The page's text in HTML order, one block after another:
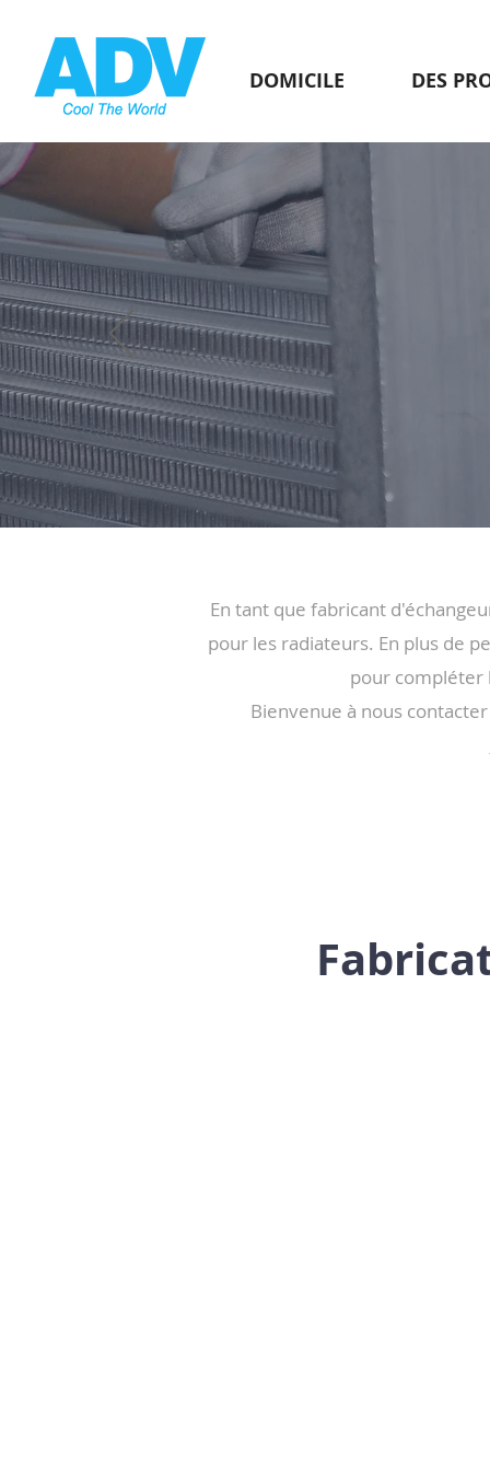
DOMICILE DES
En tant que fabricant
pour les radiateurs. En plus de
pour compléter
Bienvenue à nous